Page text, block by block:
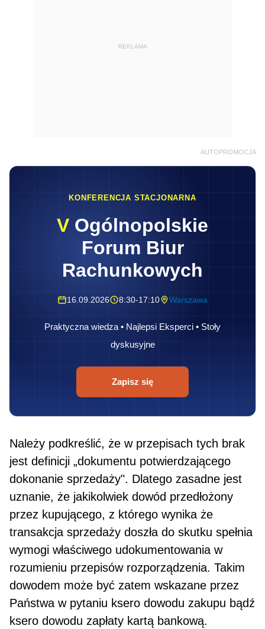
REKLAMA
AUTOPROMOCJA
KONFERENCJA STACJONARNA
V Ogólnopolskie
Forum Biur
Rachunkowych
16.09.2026 8:30-17:10 Warszawa
Praktyczna wiedza • Najlepsi Eksperci • Stoły
dyskusyjne
Zapisz się
Należy podkreślić, że w przepisach tych brak
jest definicji „dokumentu potwierdzającego
dokonanie sprzedaży". Dlatego zasadne jest
uznanie, że jakikolwiek dowód przedłożony
przez kupującego, z któ­rego wynika że
transakcja sprzedaży doszła do skutku spełnia
wymogi właściwego udokumentowania w
rozumieniu przepisów rozporządzenia. Takim
dowodem może być zatem wskazane przez
Państwa w pytaniu ksero dowodu zakupu bądź
ksero dowodu zapłaty kartą bankową.